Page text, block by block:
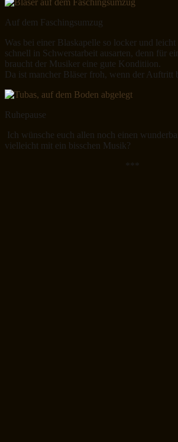
Auf dem Faschingsumzug
Was bei einer Blaskapelle so locker und leicht
schnell in Schwerstarbeit ausarten, denn für
braucht der Musiker eine gute Konditiion.
Da ist mancher Bläser froh, wenn der Auftritt
Ruhepause
Ich wünsche euch allen noch einen
vielleicht mit ein bisschen Musik?
***